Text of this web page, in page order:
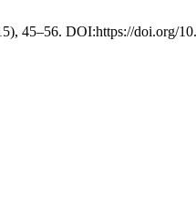
45–56. DOI:https://doi.org/